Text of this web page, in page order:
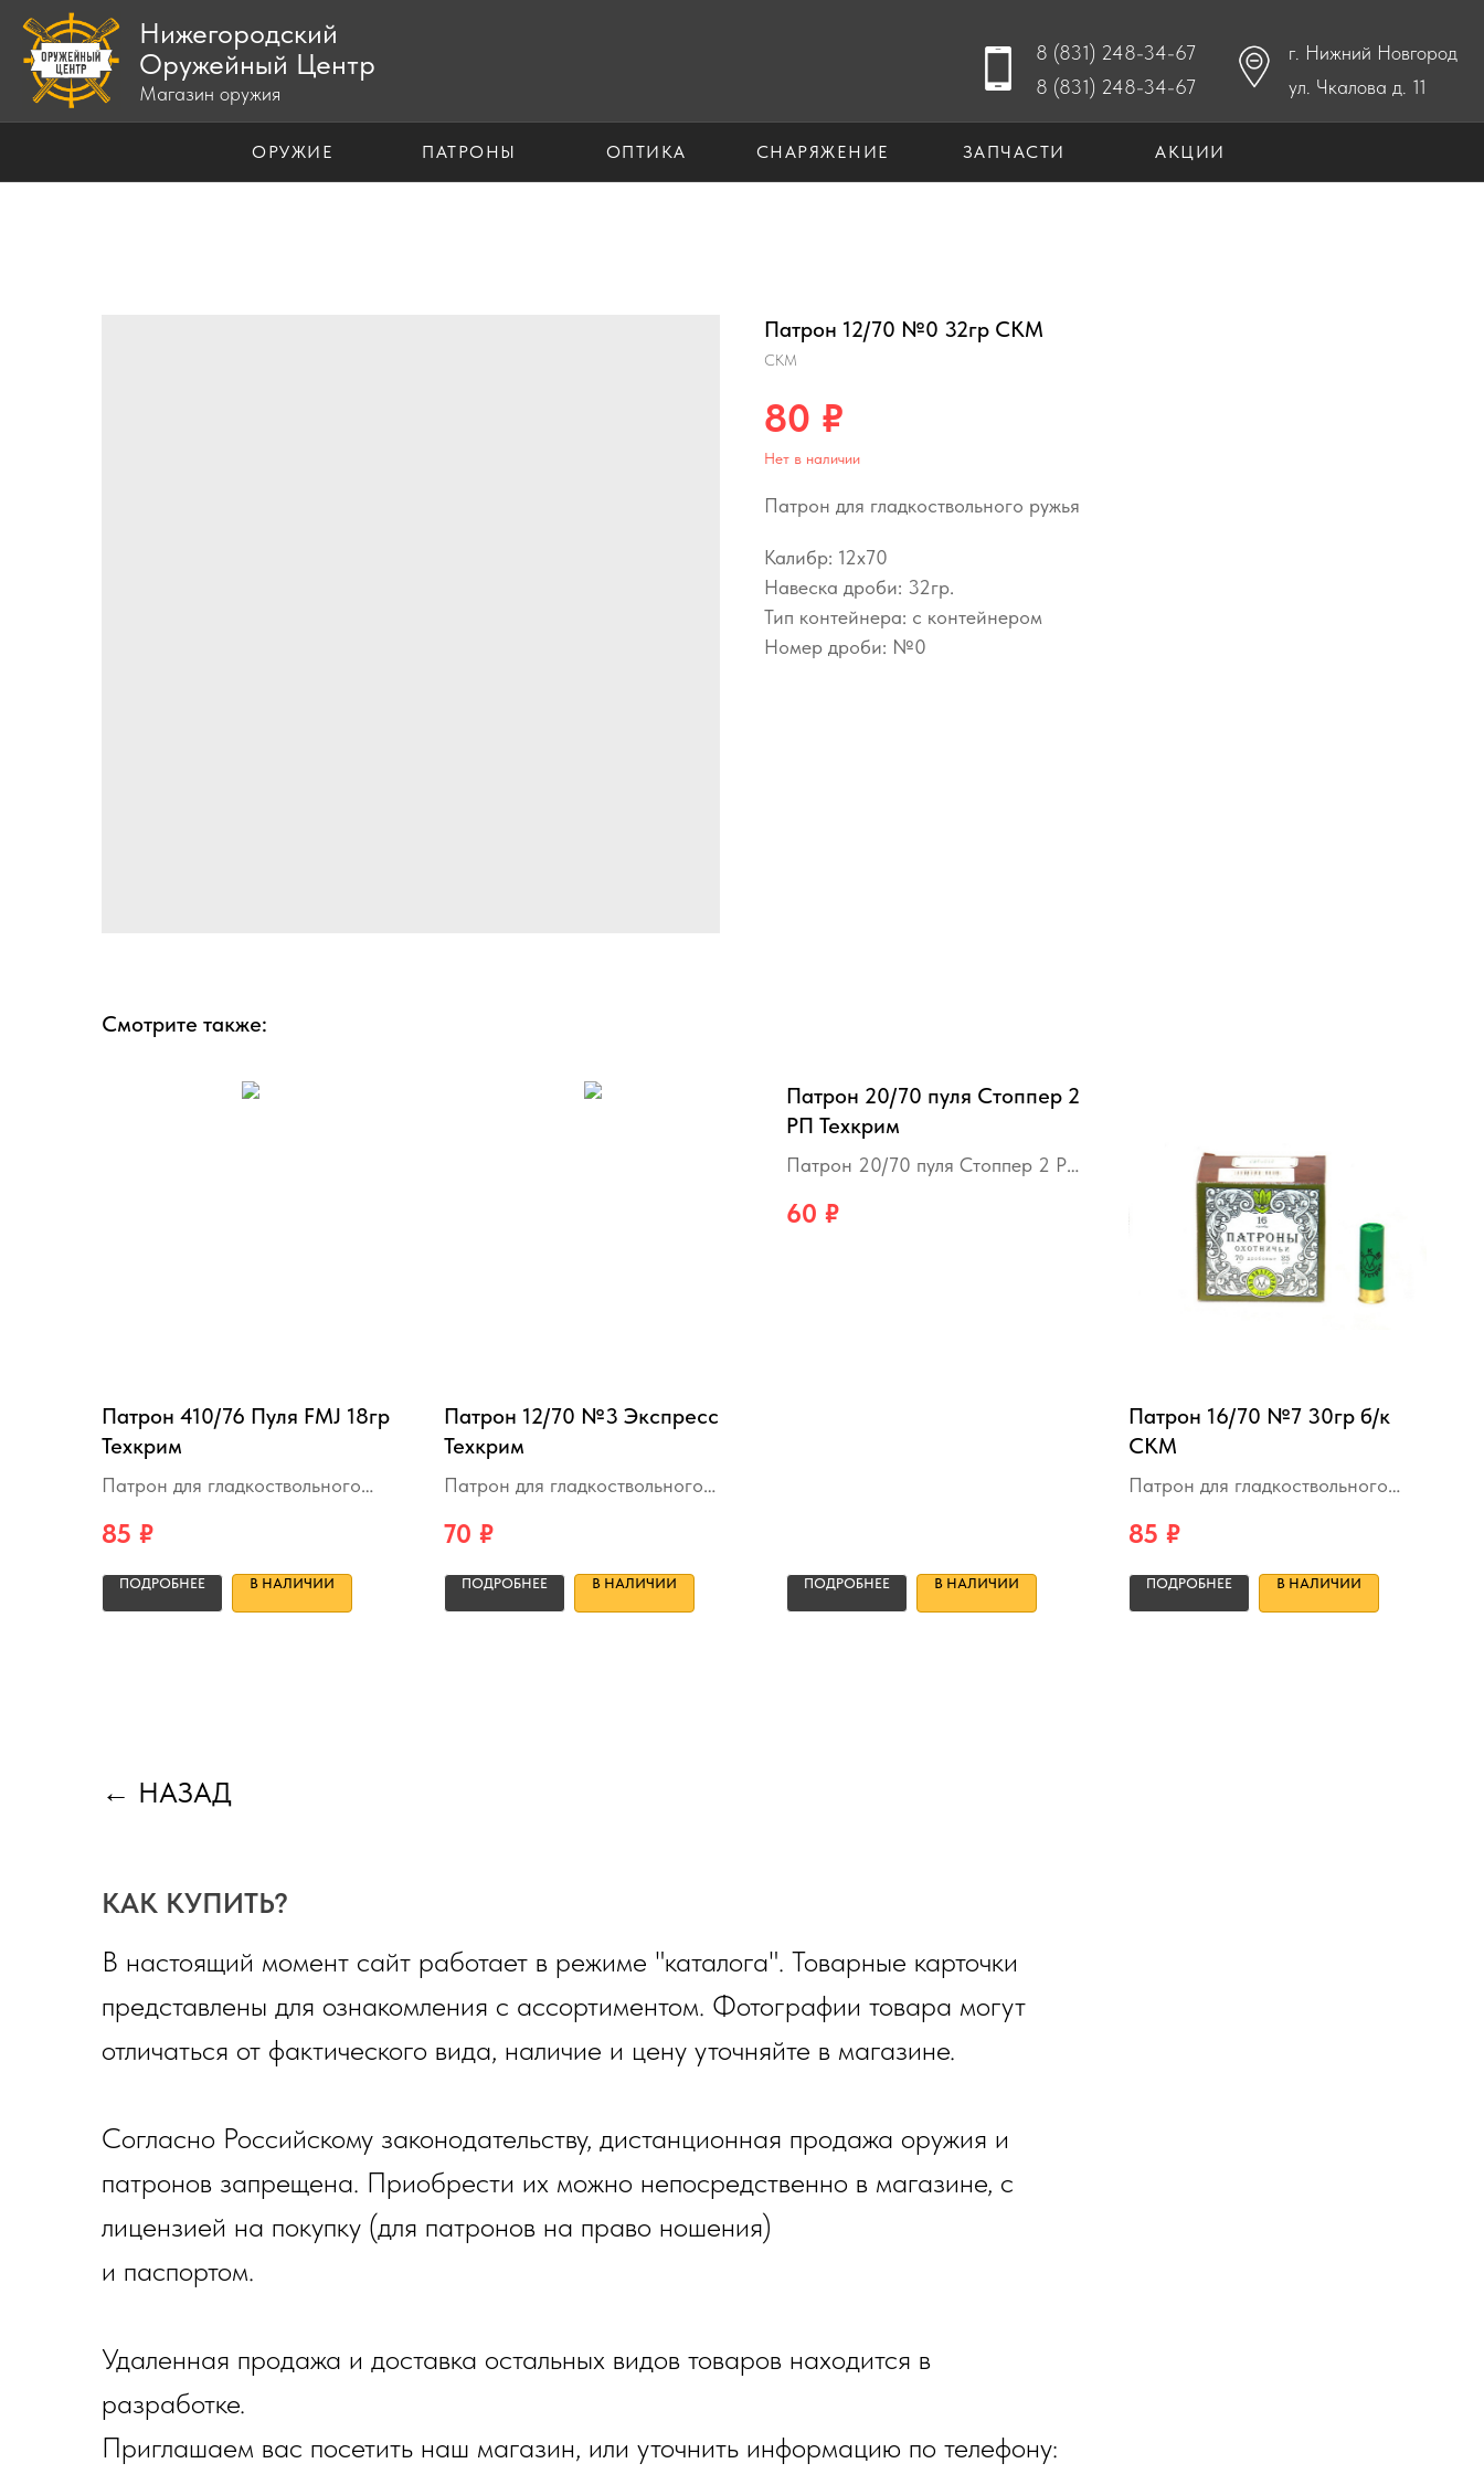
Нижегородский
Оружейный Центр
Магазин оружия
8 (831) 248-34-67
8 (831) 248-34-67
г. Нижний Новгород
ул. Чкалова д. 11
ОРУЖИЕ ПАТРОНЫ ОПТИКА СНАРЯЖЕНИЕ ЗАПЧАСТИ АКЦИИ
Патрон 12/70 №0 32гр СКМ
СКМ
80 ₽
Нет в наличии
Патрон для гладкоствольного ружья
Калибр: 12x70
Навеска дроби: 32гр.
Тип контейнера: с контейнером
Номер дроби: №0
Смотрите также:
Патрон 410/76 Пуля FMJ 18гр
Техкрим
Патрон для гладкоствольного
85 ₽
ПОДРОБНЕЕ В НАЛИЧИИ
Патрон 12/70 №3 Экспресс
Техкрим
Патрон для гладкоствольного
70 ₽
ПОДРОБНЕЕ В НАЛИЧИИ
Патрон 20/70 пуля Стоппер 2
РП Техкрим
Патрон 20/70 пуля Стоппер 2 РП
60 ₽
ПОДРОБНЕЕ В НАЛИЧИИ
Патрон 16/70 №7 30гр б/к
СКМ
Патрон для гладкоствольного
85 ₽
ПОДРОБНЕЕ В НАЛИЧИИ
← НАЗАД
В настоящий момент сайт работает в режиме "каталога". Товарные карточки
представлены для ознакомления с ассортиментом. Фотографии товара могут
отличаться от фактического вида, наличие и цену уточняйте в магазине.
Согласно Российскому законодательству, дистанционная продажа оружия и
патронов запрещена. Приобрести их можно непосредственно в магазине, с
лицензией на покупку (для патронов на право ношения)
и паспортом.
Удаленная продажа и доставка остальных видов товаров находится в
разработке.
Приглашаем вас посетить наш магазин, или уточнить информацию по телефону:
КАК КУПИТЬ?